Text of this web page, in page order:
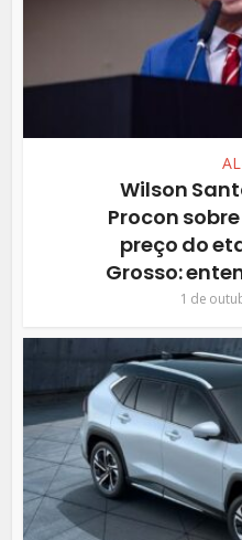
Wilson
Procon
preço do
Grosso:
1 de